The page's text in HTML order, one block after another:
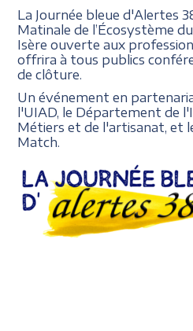
La Journée bleue d'Alertes
Matinale de l’Écosystème
Isère ouverte aux
offrira à tous publics
de clôture.
Un événement en
l'UIAD, le Département de
Métiers et de l'artisanat, et
Match.